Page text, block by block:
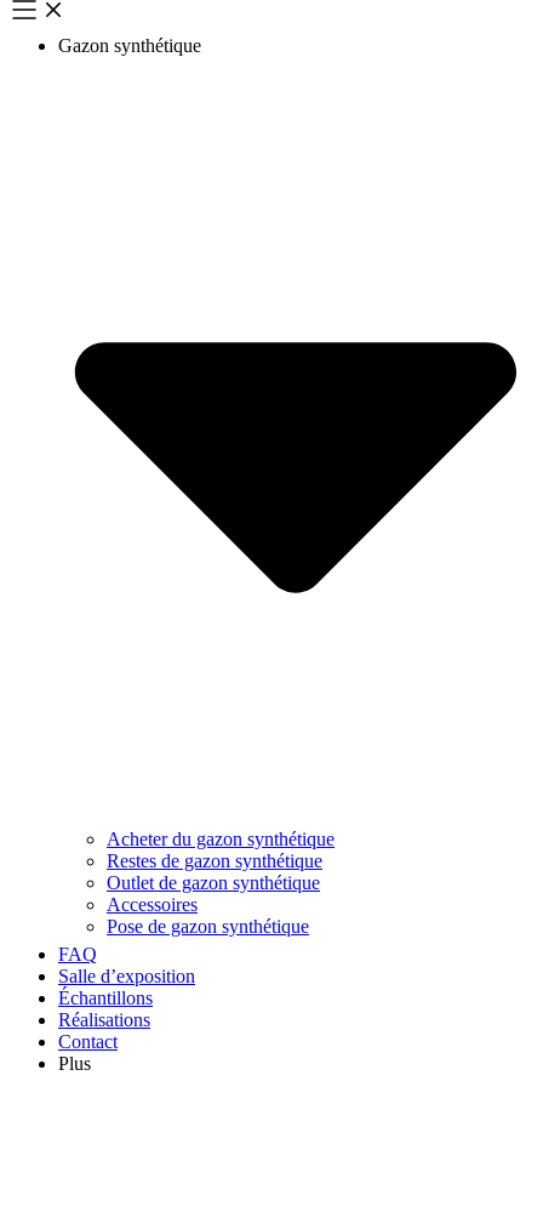
Gazon synthétique
Acheter du gazon synthétique
Restes de gazon synthétique
Outlet de gazon synthétique
Accessoires
Pose de gazon synthétique
FAQ
Salle d’exposition
Échantillons
Réalisations
Contact
Plus